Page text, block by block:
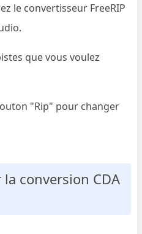
le convertisseur FreeRIP
que vous voulez
"Rip" pour changer
la conversion CDA